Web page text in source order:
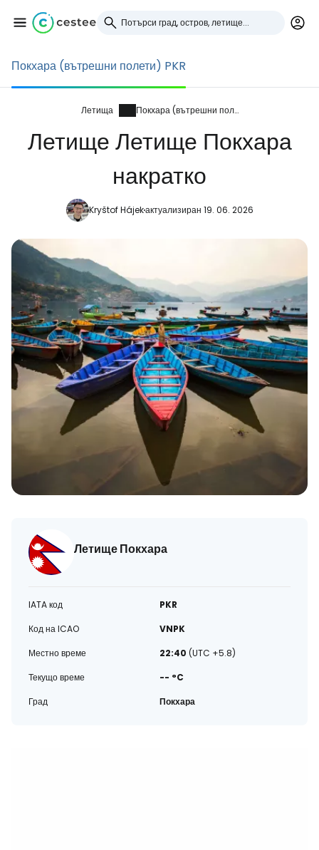
Покхара (вътрешни полети) PKR
Летища Покхара (вътрешни полети)
Летище Летище Покхара
накратко
Kryštof Hájekактуализиран 19. 06. 2026
Летище Покхара
IATA код
PKR
Код на ICAO
VNPK
Местно време
22:40 (UTC +5.8)
Текущо време
-- °C
Град
Покхара
Влезте в Cestee
... световната общност на туристите
Продължете с Google
Продължете с Facebook
Продължете с имейл